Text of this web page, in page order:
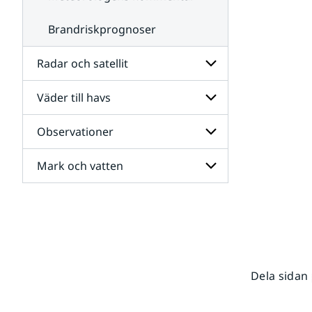
Brandriskprognoser
Radar och satellit
Undersidor
för
Radar
och
satellit
Väder till havs
Undersidor
för
Väder
till
havs
Observationer
Undersidor
för
Mark och vatten
Dela sidan